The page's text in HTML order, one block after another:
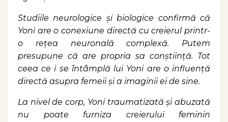
Studiile neurologice și biologice confirmă că
Yoni are o conexiune directă cu creierul printr-
o rețea neuronală complexă. Putem
presupune că are propria sa conștiință. Tot
ceea ce i se întâmplă lui Yoni are o influență
directă asupra femeii și a imaginii ei de sine.
La nivel de corp, Yoni traumatizată și abuzată
nu poate furniza creierului feminin